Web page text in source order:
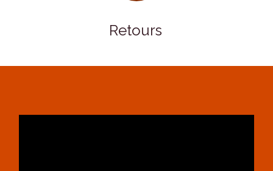
Retours